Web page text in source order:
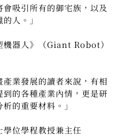
吸引所有的御宅族，以及
人。」
機器人》（Giant Robot）
產業發展的讀者來說，有相
的各種產業內情，更是研
的重要材料。」
位學程教授兼主任